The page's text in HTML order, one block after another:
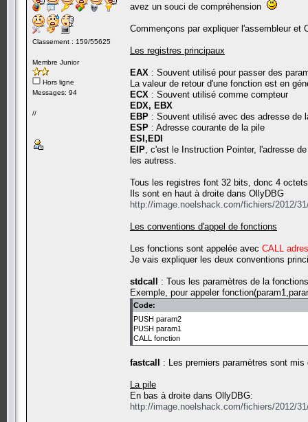
Classement : 159/55625
Membre Junior
Hors ligne
Messages: 94
//
avez un souci de compréhension
Commençons par expliquer l'assembleur et
Les registres principaux
EAX : Souvent utilisé pour passer des
La valeur de retour d'une fonction est en
ECX : Souvent utilisé comme compteur
EDX, EBX
EBP : Souvent utilisé avec des adresse de
ESP : Adresse courante de la pile
ESI,EDI
EIP , c'est le Instruction Pointer, l'adresse
les autress.
Tous les registres font 32 bits, donc 4
Ils sont en haut à droite dans OllyDBG
http://image.noelshack.com/fichiers/2012/
Les conventions d'appel de fonctions
Les fonctions sont appelée avec CALL
Je vais expliquer les deux conventions
stdcall
: Tous les paramètres de la
Exemple, pour appeler
Code:
PUSH param2
PUSH param1
CALL fonction
fastcall : Les premiers paramètres sont
La pile
En bas à droite dans OllyDBG:
http://image.noelshack.com/fichiers/2012/